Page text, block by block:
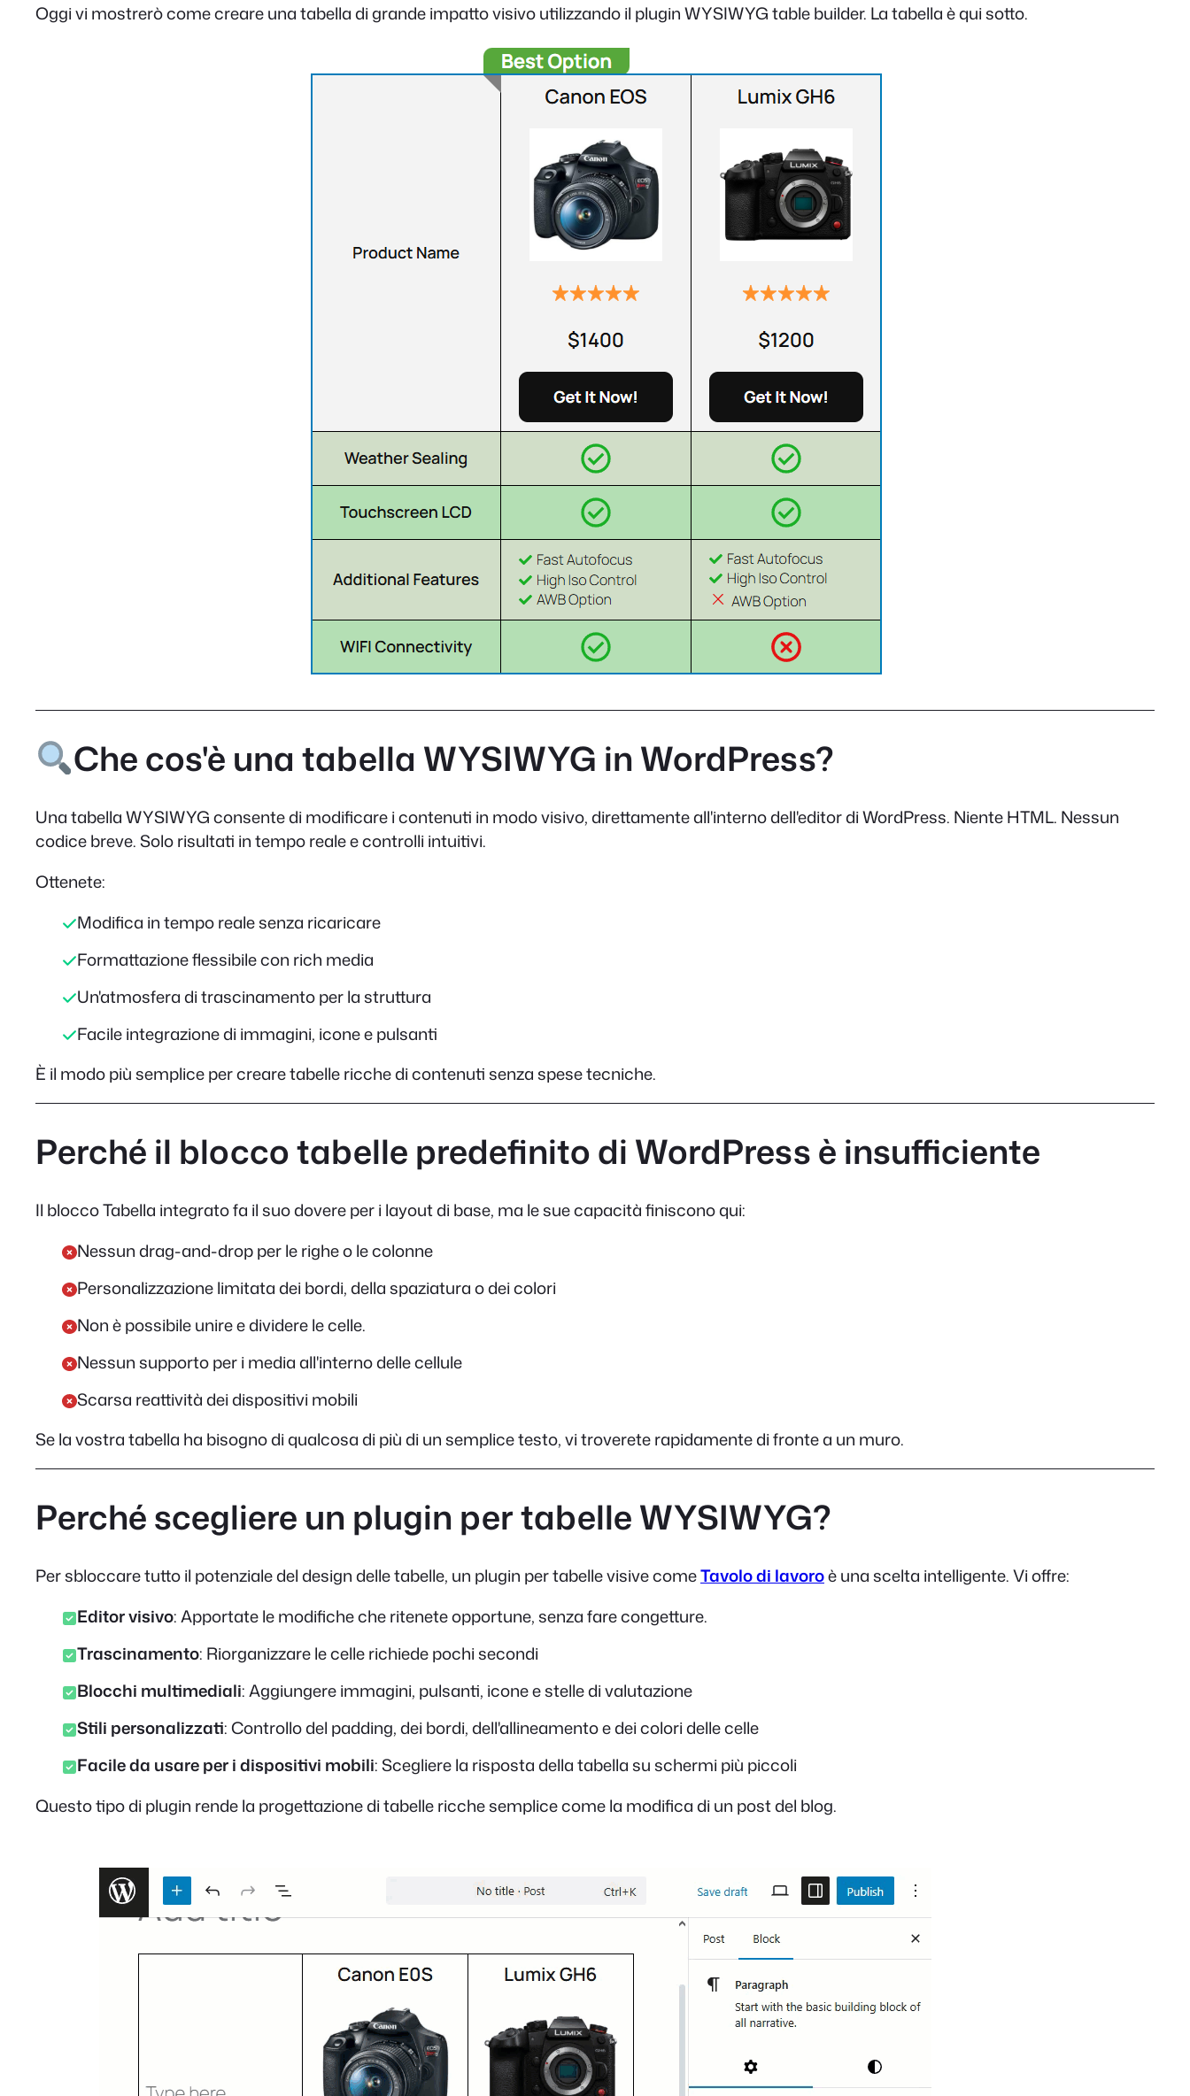
Oggi vi mostrerò come creare una tabella di grande impatto visivo utilizzando il plugin WYSIWYG table builder. La tabella è qui sotto.
Che cos'è una tabella WYSIWYG in WordPress?
Una tabella WYSIWYG consente di modificare i contenuti in modo visivo, direttamente all'interno dell'editor di WordPress. Niente HTML. Nessun
codice breve. Solo risultati in tempo reale e controlli intuitivi.
Ottenete:
Modifica in tempo reale senza ricaricare
Formattazione flessibile con rich media
Un'atmosfera di trascinamento per la struttura
Facile integrazione di immagini, icone e pulsanti
È il modo più semplice per creare tabelle ricche di contenuti senza spese tecniche.
Perché il blocco tabelle predefinito di WordPress è insufficiente
Il blocco Tabella integrato fa il suo dovere per i layout di base, ma le sue capacità finiscono qui:
Nessun drag-and-drop per le righe o le colonne
Personalizzazione limitata dei bordi, della spaziatura o dei colori
Non è possibile unire e dividere le celle.
Nessun supporto per i media all'interno delle cellule
Scarsa reattività dei dispositivi mobili
Se la vostra tabella ha bisogno di qualcosa di più di un semplice testo, vi troverete rapidamente di fronte a un muro.
Perché scegliere un plugin per tabelle WYSIWYG?
Per sbloccare tutto il potenziale del design delle tabelle, un plugin per tabelle visive comeTavolo di lavoroè una scelta intelligente. Vi offre:
Editor visivo: Apportate le modifiche che ritenete opportune, senza fare congetture.
Trascinamento: Riorganizzare le celle richiede pochi secondi
Blocchi multimediali: Aggiungere immagini, pulsanti, icone e stelle di valutazione
Stili personalizzati: Controllo del padding, dei bordi, dell'allineamento e dei colori delle celle
Facile da usare per i dispositivi mobili: Scegliere la risposta della tabella su schermi più piccoli
Questo tipo di plugin rende la progettazione di tabelle ricche semplice come la modifica di un post del blog.